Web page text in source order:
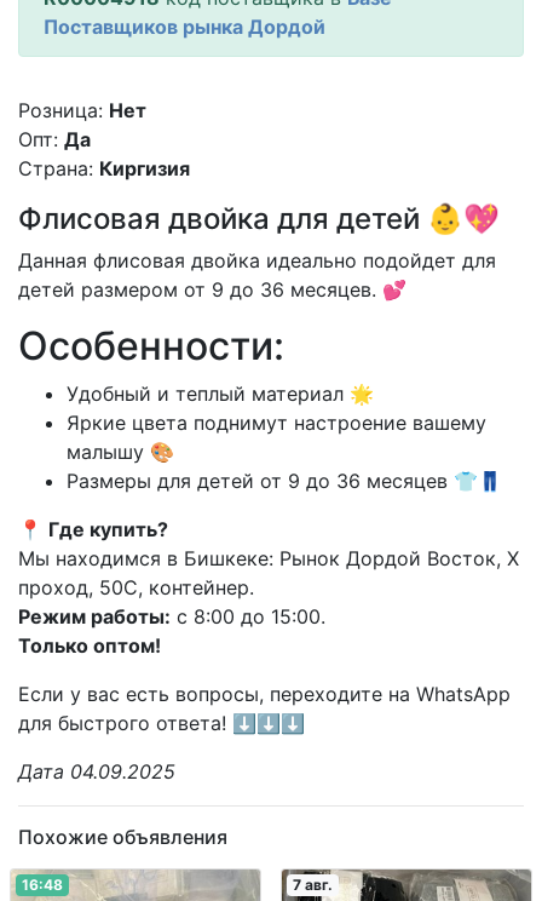
Поставщиков рынка Дордой
Розница: Нет
Опт: Да
Страна: Киргизия
Флисовая двойка для детей 👶💖
Данная флисовая двойка идеально подойдет для
детей размером от 9 до 36 месяцев. 💕
Особенности:
Удобный и теплый материал 🌟
Яркие цвета поднимут настроение вашему
малышу 🎨
Размеры для детей от 9 до 36 месяцев 👕👖
📍 Где купить?
Мы находимся в Бишкеке: Рынок Дордой Восток, X
проход, 50С, контейнер.
Режим работы: с 8:00 до 15:00.
Только оптом!
Если у вас есть вопросы, переходите на WhatsApp
для быстрого ответа! ⬇️⬇️⬇️
Дата 04.09.2025
Похожие объявления
16:48 7 авг.